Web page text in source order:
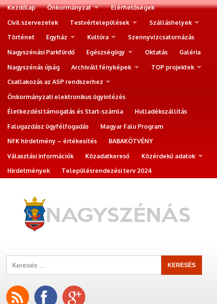
Kezdőlap Önkormányzat
Elérhetőségek
Civil szervezetek
Testvértelepülések
Szálláshelyek
Történet
Egyház Kultúra
Szennyvízcsatornázás
Nagyszénási Parkfürdő
Egészségügy Oktatás
Galéria
Nagyszénás újság
Archivált fényképek
TOP projektek
Csatlakozás az ASP rendszerhez
Önkormányzati elektronikus ügyintézés
Életkezdési támogatás és Start-számla
Hulladékszállítás
Falugazdász ügyfélfogadás
Magyar Falu Program
NFK hirdetmény – értékesítés
BABAKÖTVÉNY
Választási információk
Közadatkereső
Közérdekű adatok
Hirdetmények
Településrendezési terv 2024